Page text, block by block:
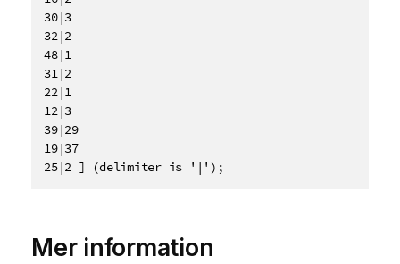
30|3
32|2
48|1
31|2
22|1
12|3
39|29
19|37
25|2 ] (delimiter is '|');
Mer information